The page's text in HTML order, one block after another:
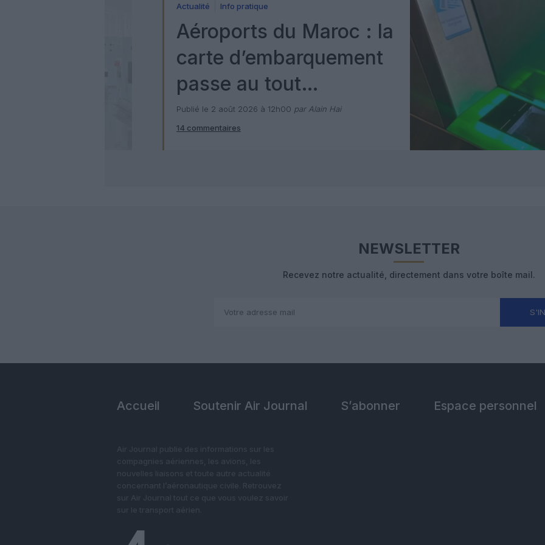
Actualité Info pratique
Aéroports du Maroc : la
carte d’embarquement
passe au tout
numérique avec Pax
Check
Publié le 2 août 2026 à 12h00 par Alain Hai
14 commentaires
NEWSLETTER
Recevez notre actualité, directement dans votre boîte mail.
Accueil Soutenir Air Journal S’abonner Espace personnel